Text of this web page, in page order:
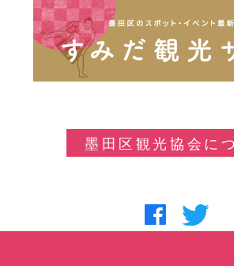
墨田区観光協会に